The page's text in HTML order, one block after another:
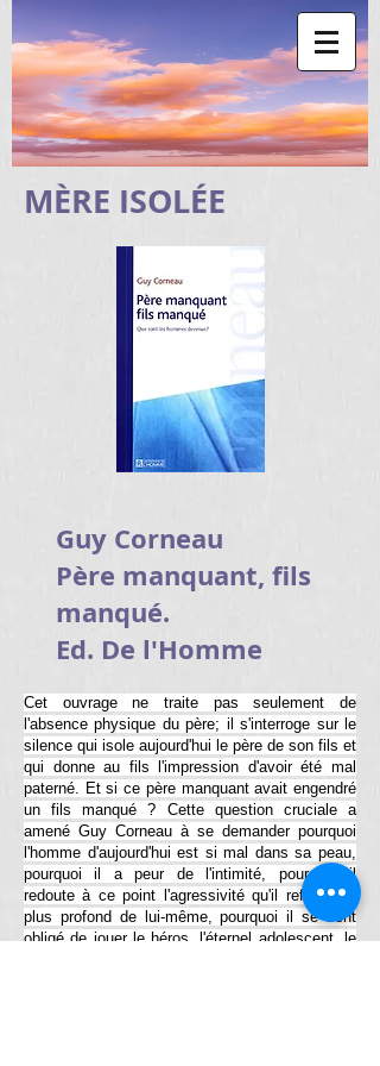
MÈRE ISOLÉE
Guy Corneau
Père manquant, fils
manqué.
Ed. De l'Homme
Cet ouvrage ne traite pas seulement de
l'absence physique du père; il s'interroge sur le
silence qui isole aujourd'hui le père de son fils et
qui donne au fils l'impression d'avoir été mal
paterné. Et si ce père manquant avait engendré
un fils manqué ? Cette question cruciale a
amené Guy Corneau à se demander pourquoi
l'homme d'aujourd'hui est si mal dans sa peau,
pourquoi il a peur de l'intimité, pourquoi il
redoute à ce point l'agressivité qu'il refoule au
plus profond de lui-même, pourquoi il se sent
obligé de jouer le héros, l'éternel adolescent, le